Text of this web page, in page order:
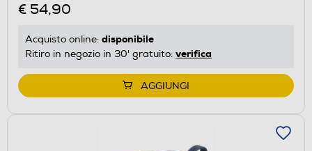
€ 54,90
Acquisto online: disponibile
Ritiro in negozio in 30' gratuito: verifica
AGGIUNGI